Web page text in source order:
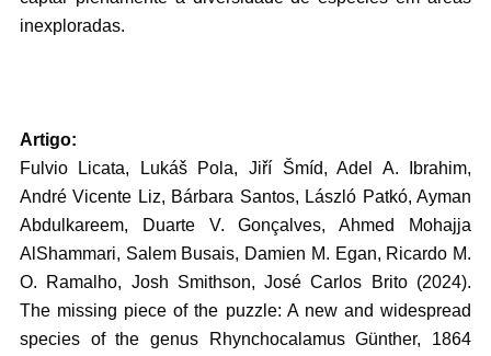
inexploradas.
Artigo:
Fulvio Licata, Lukáš Pola, Jiří Šmíd, Adel A. Ibrahim,
André Vicente Liz, Bárbara Santos, László Patkó, Ayman
Abdulkareem, Duarte V. Gonçalves, Ahmed Mohajja
AlShammari, Salem Busais, Damien M. Egan, Ricardo M.
O. Ramalho, Josh Smithson, José Carlos Brito (2024).
The missing piece of the puzzle: A new and widespread
species of the genus Rhynchocalamus Günther, 1864